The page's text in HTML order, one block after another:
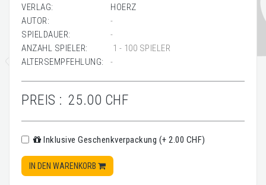
VERLAG:
HOERZ
AUTOR:
-
SPIELDAUER:
-
ANZAHL SPIELER:
1 - 100 SPIELER
ALTERSEMPFEHLUNG:
-
PREIS : 25.00 CHF
Inklusive Geschenkverpackung (+ 2.00 CHF)
IN DEN WARENKORB